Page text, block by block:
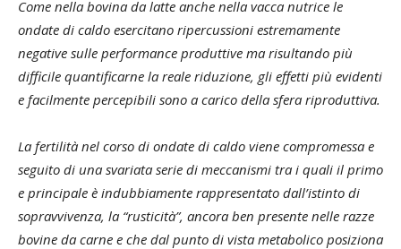
Come nella bovina da latte anche nella vacca nutrice le
ondate di caldo esercitano ripercussioni estremamente
negative sulle performance produttive ma risultando più
difficile quantificarne la reale riduzione, gli effetti più evidenti
e facilmente percepibili sono a carico della sfera riproduttiva.
La fertilità nel corso di ondate di caldo viene compromessa e
seguito di una svariata serie di meccanismi tra i quali il primo
e principale è indubbiamente rappresentato dall’istinto di
sopravvivenza, la “rusticità”, ancora ben presente nelle razze
bovine da carne e che dal punto di vista metabolico posiziona